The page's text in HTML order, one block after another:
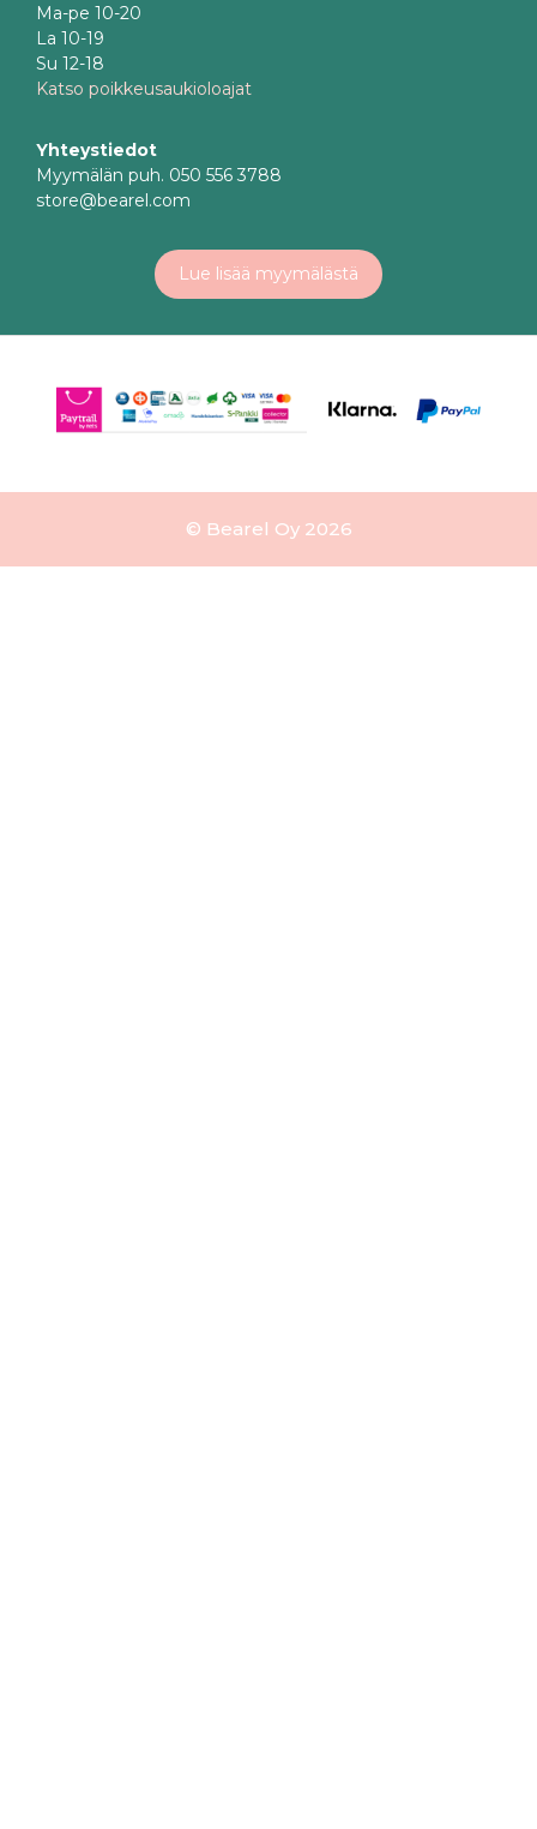
Ma-pe 10-20
La 10-19
Su 12-18
Katso poikkeusaukioloajat
Yhteystiedot
Myymälän puh. 050 556 3788
store@bearel.com
Lue lisää myymälästä
© Bearel Oy 2026